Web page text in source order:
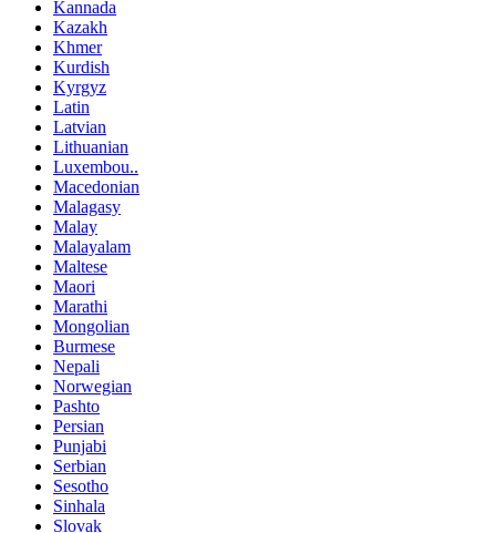
Kannada
Kazakh
Khmer
Kurdish
Kyrgyz
Latin
Latvian
Lithuanian
Luxembou..
Macedonian
Malagasy
Malay
Malayalam
Maltese
Maori
Marathi
Mongolian
Burmese
Nepali
Norwegian
Pashto
Persian
Punjabi
Serbian
Sesotho
Sinhala
Slovak